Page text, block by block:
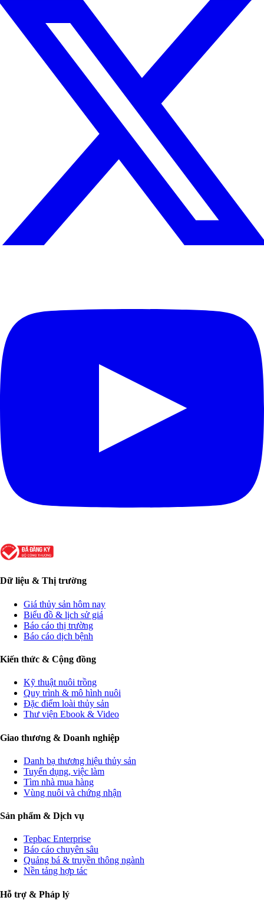
Dữ liệu & Thị trường
Giá thủy sản hôm nay
Biểu đồ & lịch sử giá
Báo cáo thị trường
Báo cáo dịch bệnh
Kiến thức & Cộng đồng
Kỹ thuật nuôi trồng
Quy trình & mô hình nuôi
Đặc điểm loài thủy sản
Thư viện Ebook & Video
Giao thương & Doanh nghiệp
Danh bạ thương hiệu thủy sản
Tuyển dụng, việc làm
Tìm nhà mua hàng
Vùng nuôi và chứng nhận
Sản phẩm & Dịch vụ
Tepbac Enterprise
Báo cáo chuyên sâu
Quảng bá & truyền thông ngành
Nền tảng hợp tác
Hỗ trợ & Pháp lý